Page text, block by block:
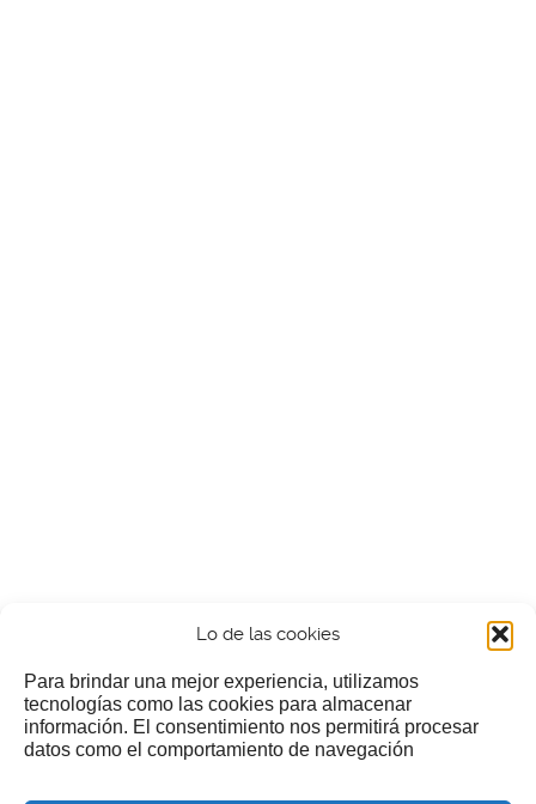
Lo de las cookies
Para brindar una mejor experiencia, utilizamos
tecnologías como las cookies para almacenar
información. El consentimiento nos permitirá procesar
datos como el comportamiento de navegación
¿Nos invitas a un cafecillo?